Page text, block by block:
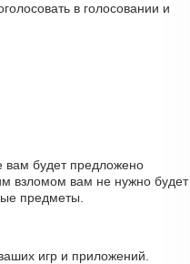
в голосовании и
вам будет предложено
взломом вам не нужно будет
предметы.
игр и приложений.